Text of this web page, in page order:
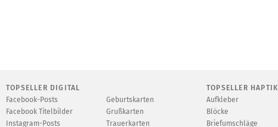
TOPSELLER DIGITAL
Facebook-Posts
Facebook Titelbilder
Instagram-Posts
Geburtskarten
Grußkarten
Trauerkarten
TOPSELLER HAPTIK
Aufkleber
Blöcke
Briefumschläge